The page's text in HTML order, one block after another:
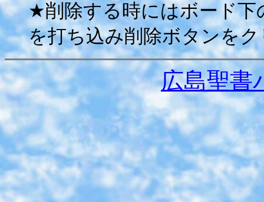
★削除する時にはボード下
を打ち込み削除ボタンを
広島聖書